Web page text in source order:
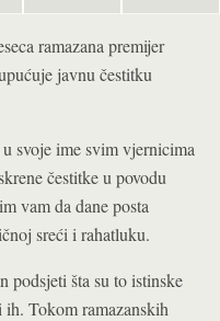
ramazana premijer
javnu čestitku
svoje ime svim vjernicima
čestitke u povodu
vam da dane posta
sreći i rahatluku.
podsjeti šta su to istinske
Tokom ramazanskih